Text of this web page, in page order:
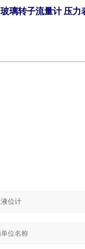
玻璃转子流量计 压力